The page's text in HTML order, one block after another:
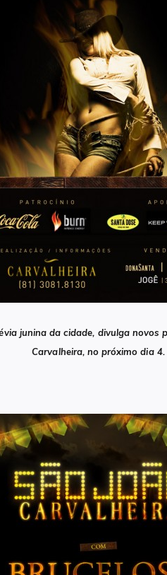
junina da cidade, divulga
Carvalheira, no próximo dia 4.